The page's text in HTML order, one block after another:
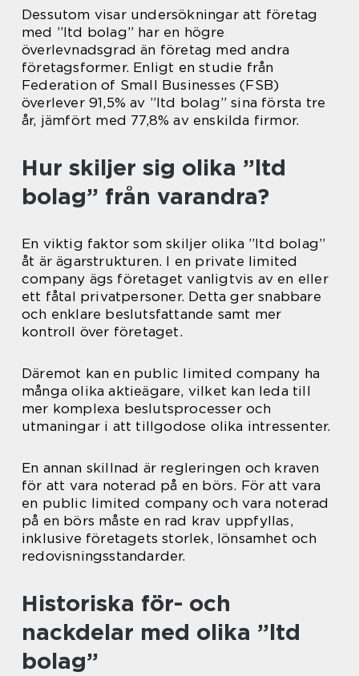
Dessutom visar undersökningar att företag
med ”ltd bolag” har en högre
överlevnadsgrad än företag med andra
företagsformer. Enligt en studie från
Federation of Small Businesses (FSB)
överlever 91,5% av ”ltd bolag” sina första tre
år, jämfört med 77,8% av enskilda firmor.
Hur skiljer sig olika ”ltd
bolag” från varandra?
En viktig faktor som skiljer olika ”ltd bolag”
åt är ägarstrukturen. I en private limited
company ägs företaget vanligtvis av en eller
ett fåtal privatpersoner. Detta ger snabbare
och enklare beslutsfattande samt mer
kontroll över företaget.
Däremot kan en public limited company ha
många olika aktieägare, vilket kan leda till
mer komplexa beslutsprocesser och
utmaningar i att tillgodose olika intressenter.
En annan skillnad är regleringen och kraven
för att vara noterad på en börs. För att vara
en public limited company och vara noterad
på en börs måste en rad krav uppfyllas,
inklusive företagets storlek, lönsamhet och
redovisningsstandarder.
Historiska för- och
nackdelar med olika ”ltd
bolag”